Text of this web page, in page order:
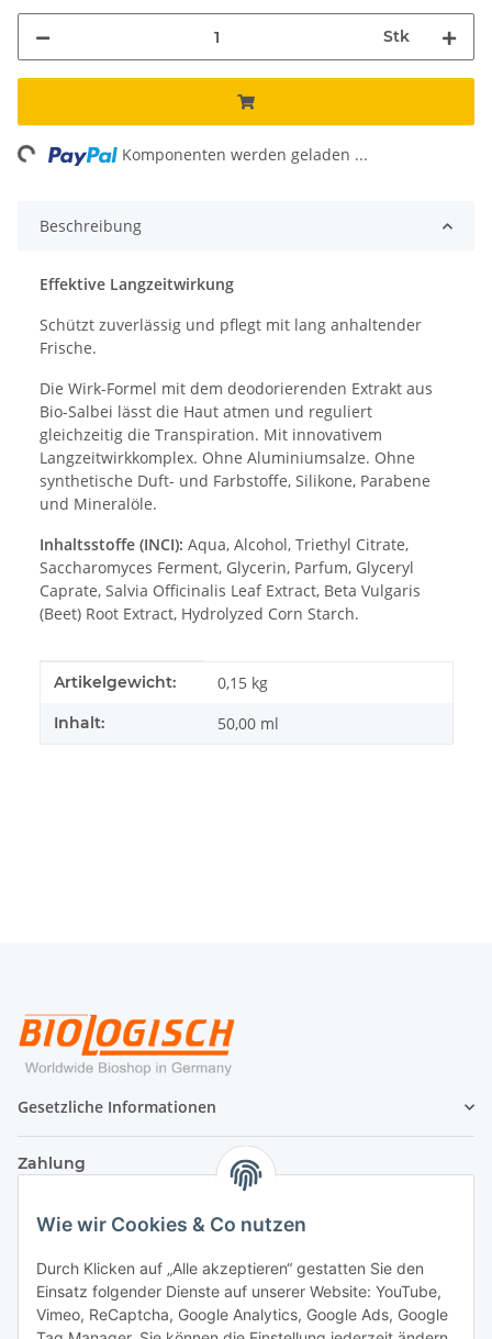
Wie wir Cookies & Co nutzen
Durch Klicken auf „Alle akzeptieren“ gestatten Sie den
Einsatz folgender Dienste auf unserer Website: YouTube,
Vimeo, ReCaptcha, Google Analytics, Google Ads, Google
Stk
Komponenten werden geladen ...
Beschreibung
Effektive Langzeitwirkung
Schützt zuverlässig und pflegt mit lang anhaltender
Frische.
Die Wirk-Formel mit dem deodorierenden Extrakt aus
Bio-Salbei lässt die Haut atmen und reguliert
gleichzeitig die Transpiration. Mit innovativem
Langzeitwirkkomplex. Ohne Aluminiumsalze. Ohne
synthetische Duft- und Farbstoffe, Silikone, Parabene
und Mineralöle.
Inhaltsstoffe (INCI): Aqua, Alcohol, Triethyl Citrate,
Saccharomyces Ferment, Glycerin, Parfum, Glyceryl
Caprate, Salvia Officinalis Leaf Extract, Beta Vulgaris
(Beet) Root Extract, Hydrolyzed Corn Starch.
Produkteigenschaft
Wert
Artikelgewicht: 0,15 kg
Inhalt: 50,00 ml
Gesetzliche Informationen
Zahlung